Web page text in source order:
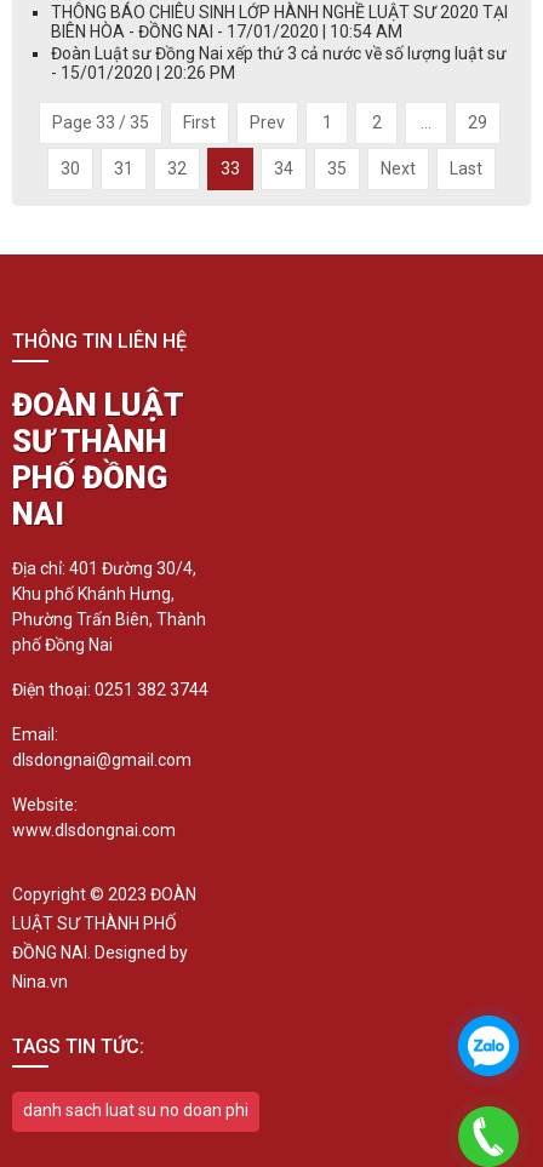
THÔNG BÁO CHIÊU SINH LỚP HÀNH NGHỀ LUẬT SƯ 2020 TẠI
BIÊN HÒA - ĐỒNG NAI - 17/01/2020 | 10:54 AM
Đoàn Luật sư Đồng Nai xếp thứ 3 cả nước về số lượng luật sư
- 15/01/2020 | 20:26 PM
Page 33 / 35 First Prev 1 2 29
30 31 32 33 34 35 Next Last
THÔNG TIN LIÊN HỆ
ĐOÀN LUẬT
SƯ THÀNH
PHỐ ĐỒNG
NAI
Địa chỉ: 401 Đường 30/4,
Khu phố Khánh Hưng,
Phường Trấn Biên, Thành
phố Đồng Nai
Điện thoại: 0251 382 3744
Email:
dlsdongnai@gmail.com
Website:
www.dlsdongnai.com
Copyright © 2023 ĐOÀN
LUẬT SƯ THÀNH PHỐ
ĐỒNG NAI. Designed by
Nina.vn
TAGS TIN TỨC:
danh sach luat su no doan phi